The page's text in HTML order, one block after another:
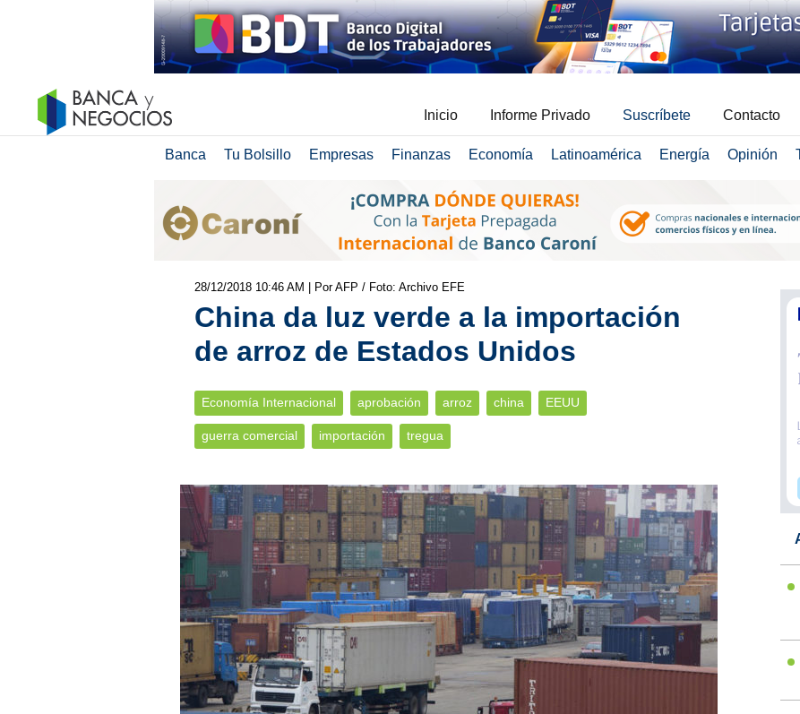
Inicio Informe Privado Suscríbete Contacto
Banca Tu Bolsillo Empresas Finanzas Economía Latinoamérica Energía Opinión
28/12/2018 10:46 AM | Por AFP / Foto: Archivo EFE
China da luz verde a la importación
de arroz de Estados Unidos
Economía Internacional aprobación arroz china EEUU
guerra comercial importación tregua